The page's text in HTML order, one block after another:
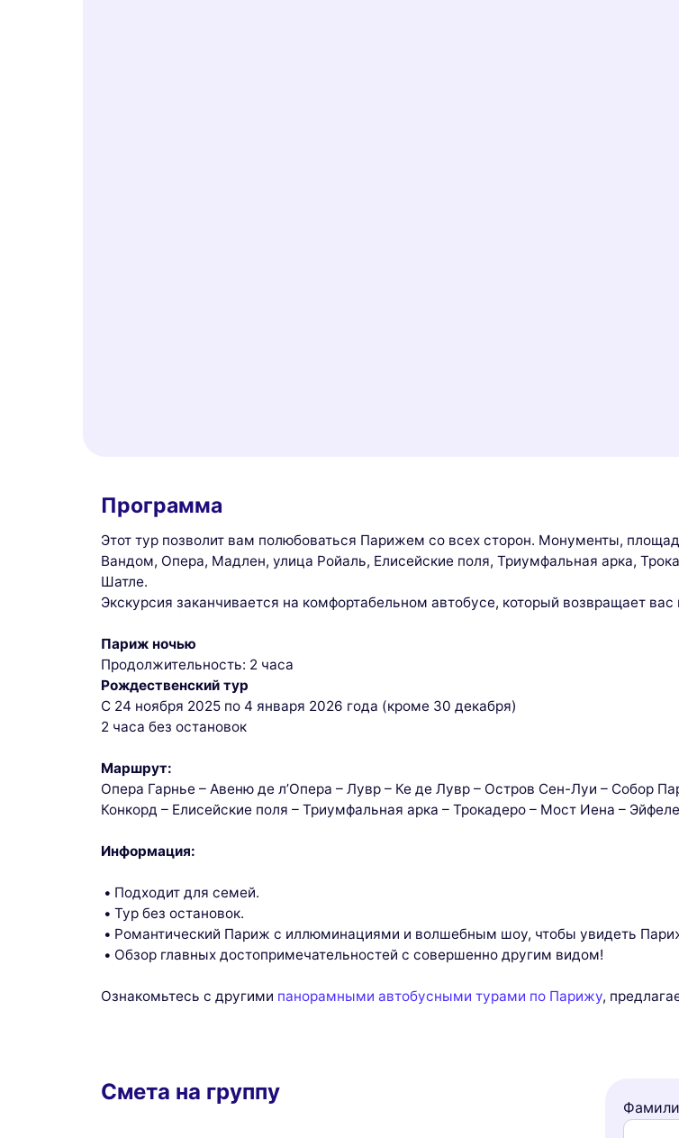
Программа
Этот тур позволит вам полюбоваться Парижем со всех сторон. Монументы,
Вандом, Опера, Мадлен, улица Ройаль, Елисейские поля, Триумфальная арка,
Шатле.
Экскурсия заканчивается на комфортабельном автобусе, который возвращает вас
Париж ночью
Продолжительность: 2 часа
Рождественский тур
С 24 ноября 2025 по 4 января 2026 года (кроме 30 декабря)
2 часа без остановок
Маршрут:
Опера Гарнье – Авеню де л’Опера – Лувр – Ке де Лувр – Остров Сен-Луи – Собор
Конкорд – Елисейские поля – Триумфальная арка – Трокадеро – Мост Иена –
Информация:
Подходит для семей.
Тур без остановок.
Романтический Париж с иллюминациями и волшебным шоу, чтобы увидеть
Обзор главных достопримечательностей с совершенно другим видом!
Ознакомьтесь с другими панорамными автобусными турами по Парижу,
Смета на группу